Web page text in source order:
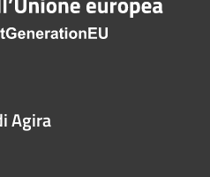
Agira